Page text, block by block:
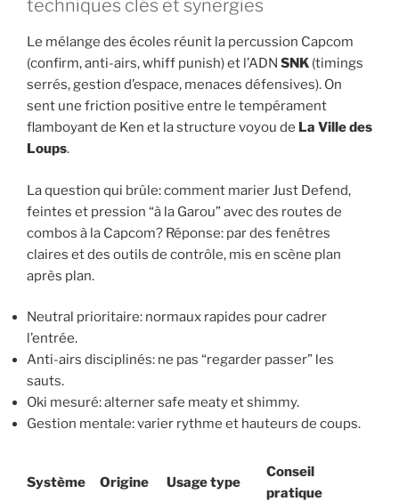
techniques clés et synergies
Le mélange des écoles réunit la percussion Capcom
(confirm, anti-airs, whiff punish) et l’ADN SNK (timings
serrés, gestion d’espace, menaces défensives). On
sent une friction positive entre le tempérament
flamboyant de Ken et la structure voyou de La Ville des
Loups.
La question qui brûle: comment marier Just Defend,
feintes et pression “à la Garou” avec des routes de
combos à la Capcom? Réponse: par des fenêtres
claires et des outils de contrôle, mis en scène plan
après plan.
Neutral prioritaire: normaux rapides pour cadrer
l’entrée.
Anti-airs disciplinés: ne pas “regarder passer” les
sauts.
Oki mesuré: alterner safe meaty et shimmy.
Gestion mentale: varier rythme et hauteurs de coups.
Système Origine Usage type
Conseil
pratique